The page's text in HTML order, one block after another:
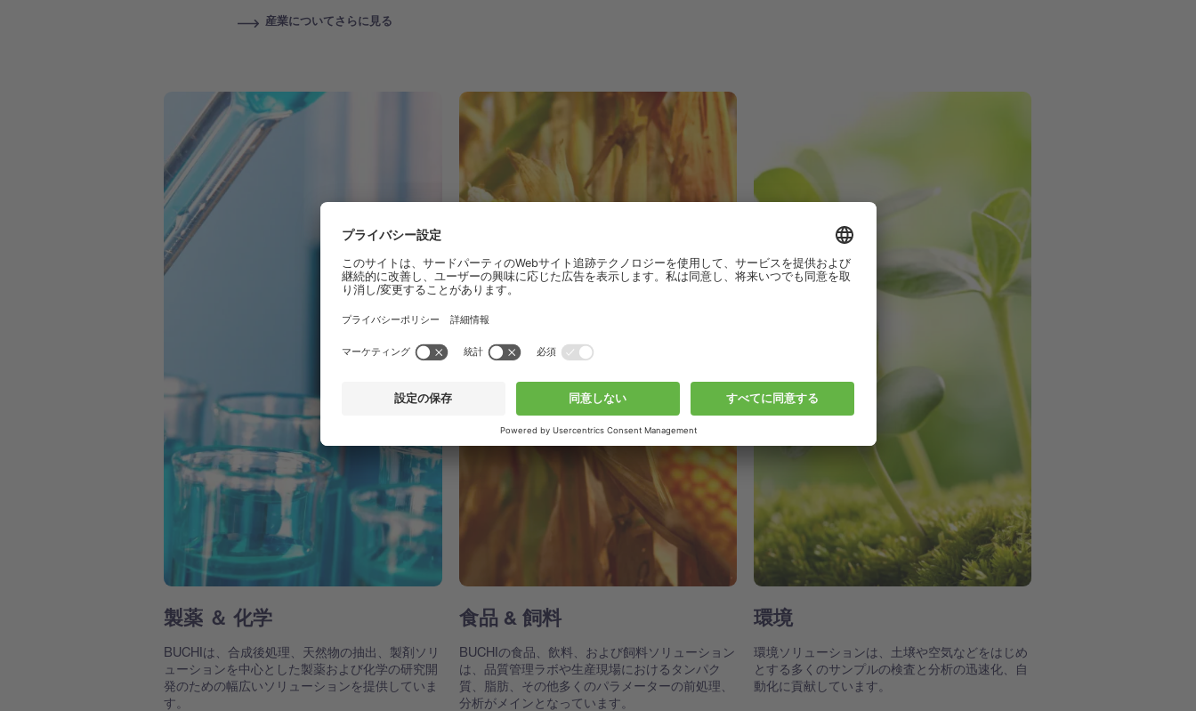
産業についてさらに見る
製薬 ＆ 化学
BUCHIは、合成後処理、天然物の抽出、製剤ソリ
ューションを中心とした製薬および化学の研究開
発のための幅広いソリューションを提供していま
す。
食品 & 飼料
BUCHIの食品、飲料、および飼料ソリューション
は、品質管理ラボや生産現場におけるタンパク
質、脂肪、その他多くのパラメーターの前処理、
分析がメインとなっています。
環境
環境ソリューションは、土壌や空気などをはじめ
とする多くのサンプルの検査と分析の迅速化、自
動化に貢献しています。